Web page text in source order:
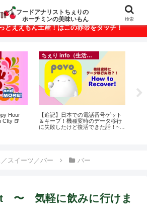
ホーチミンの美味いもんが満載！
とええもん土産！はこの赤帯をタッチ！
Hour
CIty 🍺
ちぇり info（生活情報）
【追記】日本での電話番号ゲット
＆キープ！機種変時のデータ移行
に失敗したけど復活できた話！~
／スイーツ／バー バー
〜 気軽に飲みに行けま
フードアナリストちぇりの
ホーチミンの美味いもん
検索